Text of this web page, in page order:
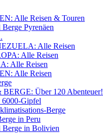
Alle Reisen & Touren
Pyrenäen
Alle Reisen
Alle Reisen
Alle Reisen
Alle Reisen
Über 120 Abenteuer!
6000-Gipfel
Berge
in Peru
Berge in Bolivien